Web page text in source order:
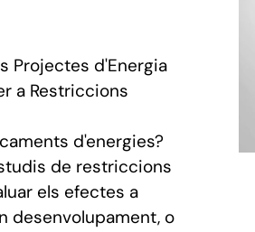
Projectes d'Energia
a Restriccions
d'energies?
de restriccions
els efectes a
desenvolupament, o